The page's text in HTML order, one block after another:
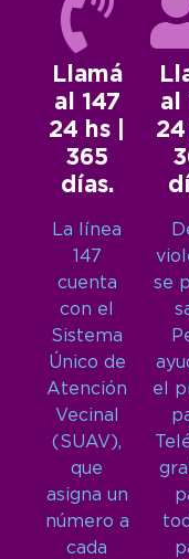
Llamá
al 147
24 hs |
365
días.
La línea
147
cuenta
con el
Sistema
Único de
Atención
Vecinal
(SUAV),
que
asigna un
número a
cada
al
24
se
el